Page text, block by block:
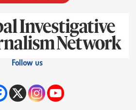
Follow us